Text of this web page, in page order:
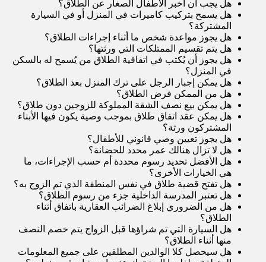
هل يجب أن أخبر الأطفال الصغار عن الطلاق؟
هل يسمح بتركيب كاميرات في المنزل أو في السيارة
المشتركة؟
هل يجوز مواعدة شخص ما أثناء إجراءات الطلاق؟
هل يتم تقسيم الممتلكات التي ورثتها؟
هل يجوز أن يُكتب في اتفاقية الطلاق من يُسمح له بالسكن
في المنزل؟
هل يمكن إجبار الرجل على ترك المنزل بعد الطلاق؟
هل من الممكن فرض الطلاق؟
هل يمكن بيع نصف الشقة المملوكة للزوجين دون طلاق؟
هل يمكن عقد اتفاق طلاق بموجب وصية يكون فيها الأبناء
المشتركون ورثة؟
هل يجوز تعيين وصي قانوني للأطفال؟
هل لا تزال هنالك عمر محدد للحضانة؟
هل الأفضل تحديد رسوم محددة أم حسب الإجراءات، ما
هي الخيارات الأخرى؟
هل تفتح قضية طلاق في نفس المنطقة الذي تم الزوج به؟
هل تعتبر المدرسة الداخلية جزء من رسوم الطلاق؟
هل من الضروري إبلاغ الضرائب العقارية باتفاق أثناء
الطلاق؟
هل السيارة التي تم شراؤها قبل الزواج يتم خصم النصف
منها أثناء الطلاق؟
هل سيحصل كلا الوالدين المطلقين على جميع المعلومات